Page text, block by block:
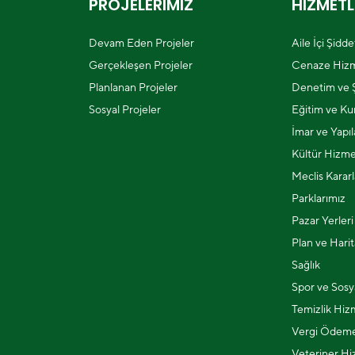
PROJELERİMİZ
Devam Eden Projeler
Gerçekleşen Projeler
Planlanan Projeler
Sosyal Projeler
Aile İçi
Cenaze
Denetim ve
Eğitim ve
İmar ve
Kültür
Meclis
Parklarımız
Pazar Yerleri
Plan ve
Sağlık
Spor ve
Temizlik
Vergi